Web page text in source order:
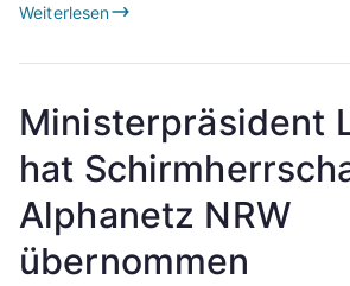
Weiterlesen
Ministerpräsident
hat
Alphanetz NRW
übernommen